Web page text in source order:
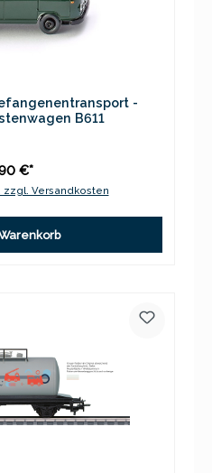
-
B611
€*
zzgl. Versandkosten